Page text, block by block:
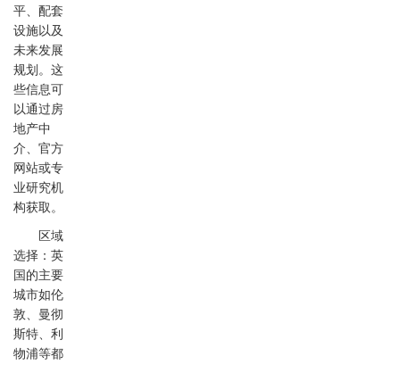
平、配套
设施以及
未来发展
规划。这
些信息可
以通过房
地产中
介、官方
网站或专
业研究机
构获取。
区域
选择：英
国的主要
城市如伦
敦、曼彻
斯特、利
物浦等都